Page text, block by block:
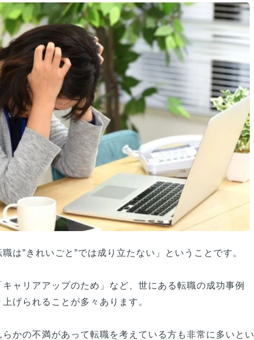
は”きれいごと”では成り立たない」ということです。
キャリアアップのため」など、世にある転職の成功事例
げられることが多々あります。
かの不満があって転職を考えている方も非常に多いとい